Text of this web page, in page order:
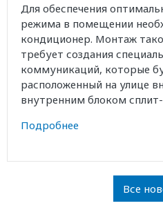
Для обеспечения
режима в помещении
кондиционер. Монтаж
требует создания
коммуникаций, которые
расположенный на улице
внутренним блоком сплит-
Подробнее
Все